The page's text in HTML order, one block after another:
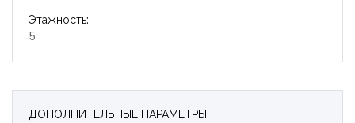
Этажность:
5
ДОПОЛНИТЕЛЬНЫЕ ПАРАМЕТРЫ